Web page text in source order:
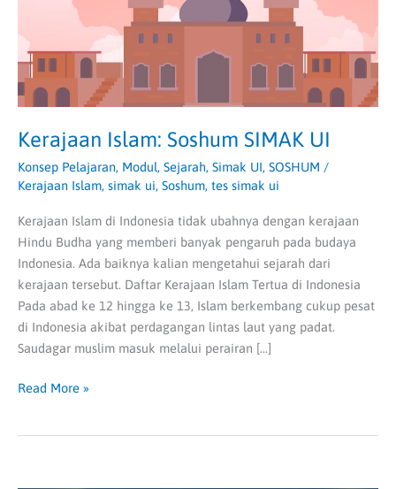
Kerajaan Islam: Soshum SIMAK UI
Konsep Pelajaran, Modul, Sejarah, Simak UI, SOSHUM /
Kerajaan Islam, simak ui, Soshum, tes simak ui
Kerajaan Islam di Indonesia tidak ubahnya dengan kerajaan
Hindu Budha yang memberi banyak pengaruh pada budaya
Indonesia. Ada baiknya kalian mengetahui sejarah dari
kerajaan tersebut. Daftar Kerajaan Islam Tertua di Indonesia
Pada abad ke 12 hingga ke 13, Islam berkembang cukup pesat
di Indonesia akibat perdagangan lintas laut yang padat.
Saudagar muslim masuk melalui perairan […]
Read More »